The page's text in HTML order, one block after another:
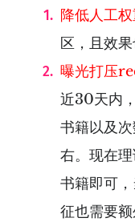
降低人工
区，且效果
曝光打压
近30天内
书籍以及
右。现在
书籍即可
征也需要